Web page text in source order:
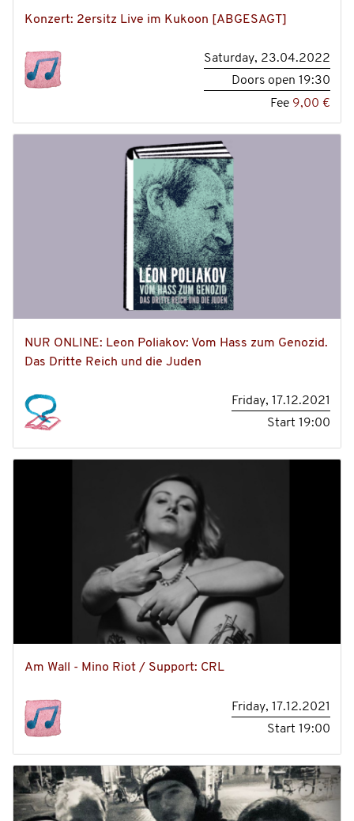
Konzert: 2ersitz Live im Kukoon [ABGESAGT]
Saturday, 23.04.2022
Doors open19:30
Fee 9,00 €
NUR ONLINE: Leon Poliakov: Vom Hass zum Genozid.
Das Dritte Reich und die Juden
Friday, 17.12.2021
Start19:00
Am Wall - Mino Riot / Support: CRL
Friday, 17.12.2021
Start19:00